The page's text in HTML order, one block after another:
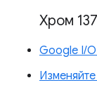
Хром 137
Google I/